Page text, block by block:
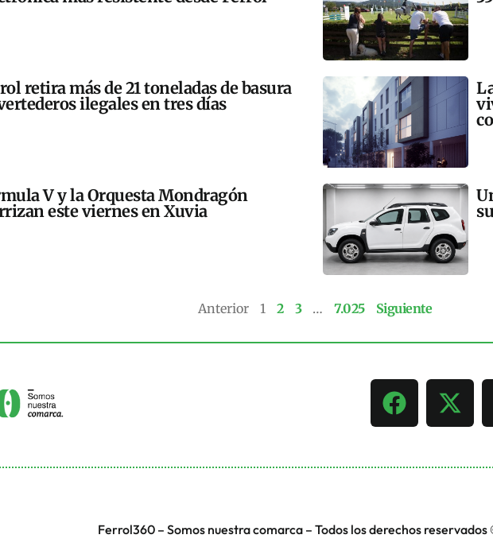
retira más de 21 toneladas de basura
ilegales en tres días
V y la Orquesta Mondragón
este viernes en Xuvia
Anterior 1 2 3 … 7.025 Siguiente
Ferrol360 – Somos nuestra comarca – Todos los derechos